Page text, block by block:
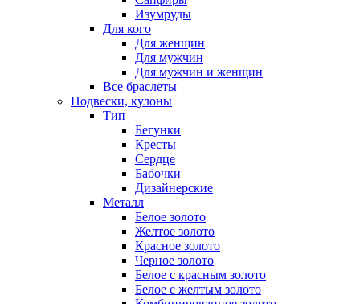
Изумруды
Для кого
Для женщин
Для мужчин
Для мужчин и женщин
Все браслеты
Подвески, кулоны
Тип
Бегунки
Кресты
Сердце
Бабочки
Дизайнерские
Металл
Белое золото
Желтое золото
Красное золото
Черное золото
Белое с красным золото
Белое с желтым золото